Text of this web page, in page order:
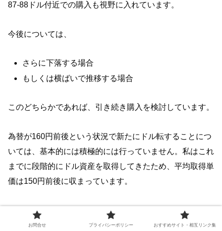
87‐88ドル付近での購入も視野に入れています。
今後については、
さらに下落する場合
もしくは横ばいで推移する場合
このどちらかであれば、引き続き購入を検討しています。
為替が160円前後という状況で新たにドル転することにつ
いては、基本的には積極的には行っていません。私はこれ
までに段階的にドル資産を取得してきたため、平均取得単
価は150円前後に収まっています。
ただし、
為替の変動と金価格の上昇余地を比較した場合、
為替よりも金価格の変動の方が影響は大きいと考えていま
お問合せ プライバシーポリシー おすすめサイト・相互リンク集